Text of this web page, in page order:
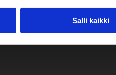
Salli kaikki